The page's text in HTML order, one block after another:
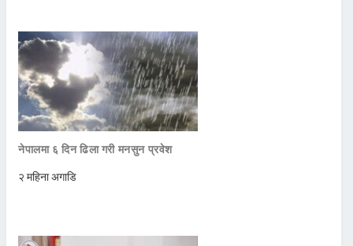
नेपालमा ६ दिन ढिला गरी मनसुन प्रवेश
२ महिना अगाडि